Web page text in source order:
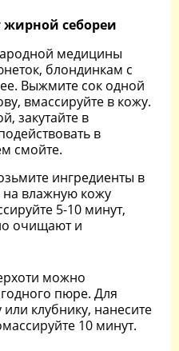
жирной себореи
медицины
блондинкам с
Выжмите сок одной
вмассируйте в кожу.
закутайте в
в
смойте.
ингредиенты в
на влажную кожу
5-10 минут,
очищают и
можно
пюре. Для
клубнику, нанесите
10 минут.